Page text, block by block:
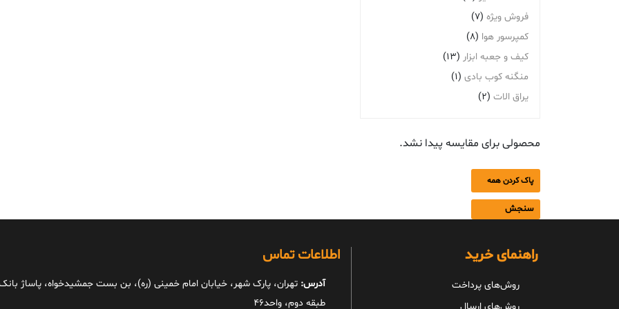
فروش ویژه (7)
کمپرسور هوا (8)
کیف و جعبه ابزار (13)
منگنه کوب بادی (1)
یراق الات (2)
محصولی برای مقایسه پیدا نشد.
پاک کردن همه
سنجش
راهنمای خرید
روش‌های پرداخت
اطلاعات تماس
آدرس: تهران، پارک شهر، خیابان امام خمینی (ره)، بن بست جمشیدخواه، پاساژ بانک
طبقه دوم، واحد46